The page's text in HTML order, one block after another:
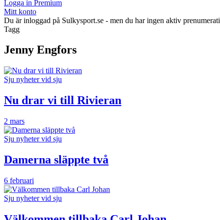
Logga in Premium
Mitt konto
Du är inloggad på Sulkysport.se - men du har ingen aktiv
Tagg
Jenny Engfors
Sju nyheter vid sju
Nu drar vi till Rivieran
2 mars
Sju nyheter vid sju
Damerna släppte två
6 februari
Sju nyheter vid sju